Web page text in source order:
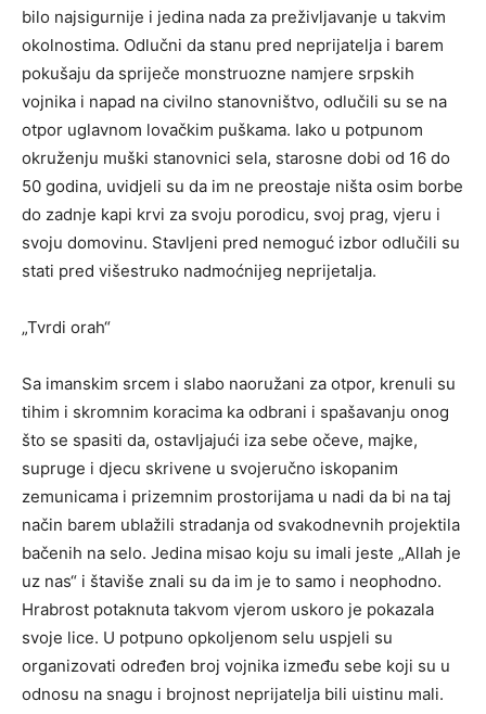
bilo najsigurnije i jedina nada za preživljavanje u takvim
okolnostima. Odlučni da stanu pred neprijatelja i barem
pokušaju da spriječe monstruozne namjere srpskih
vojnika i napad na civilno stanovništvo, odlučili su se na
otpor uglavnom lovačkim puškama. Iako u potpunom
okruženju muški stanovnici sela, starosne dobi od 16 do
50 godina, uvidjeli su da im ne preostaje ništa osim borbe
do zadnje kapi krvi za svoju porodicu, svoj prag, vjeru i
svoju domovinu. Stavljeni pred nemoguć izbor odlučili su
stati pred višestruko nadmoćnijeg neprijetalja.
„Tvrdi orah“
Sa imanskim srcem i slabo naoružani za otpor, krenuli su
tihim i skromnim koracima ka odbrani i spašavanju onog
što se spasiti da, ostavljajući iza sebe očeve, majke,
supruge i djecu skrivene u svojeručno iskopanim
zemunicama i prizemnim prostorijama u nadi da bi na taj
način barem ublažili stradanja od svakodnevnih projektila
bačenih na selo. Jedina misao koju su imali jeste „Allah je
uz nas“ i štaviše znali su da im je to samo i neophodno.
Hrabrost potaknuta takvom vjerom uskoro je pokazala
svoje lice. U potpuno opkoljenom selu uspjeli su
organizovati određen broj vojnika između sebe koji su u
odnosu na snagu i brojnost neprijatelja bili uistinu mali.